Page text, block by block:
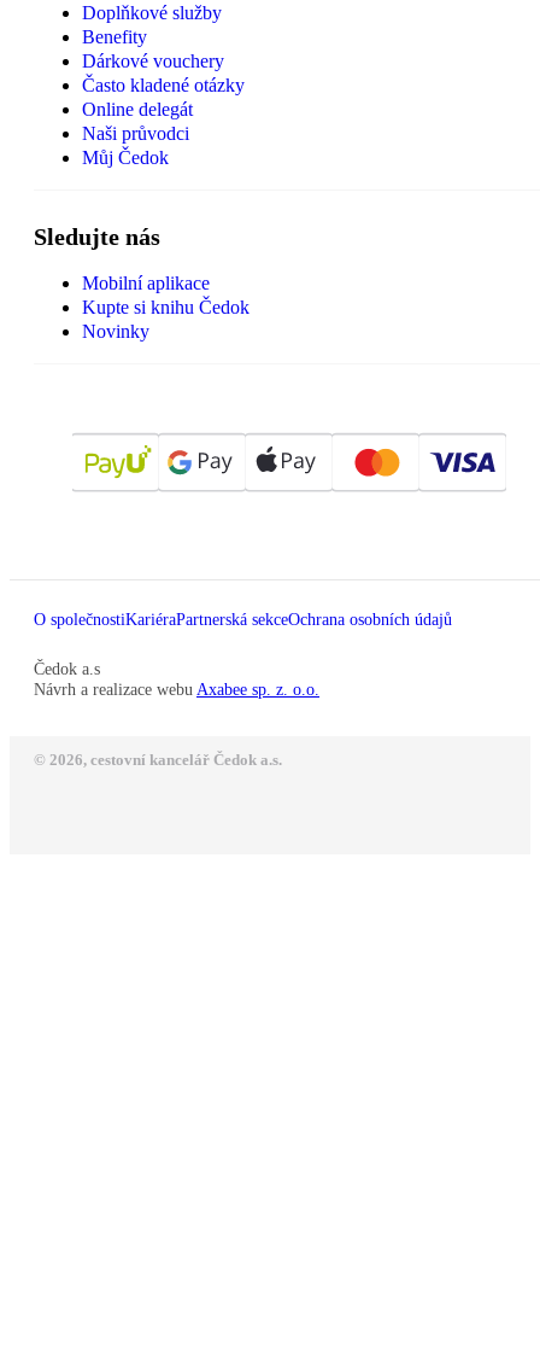
Doplňkové služby
Benefity
Dárkové vouchery
Často kladené otázky
Online delegát
Naši průvodci
Můj Čedok
Sledujte nás
Mobilní aplikace
Kupte si knihu Čedok
Novinky
O společnostiKariéraPartnerská sekceOchrana osobních údajů
Čedok a.s
Návrh a realizace webu Axabee sp. z. o.o.
© 2026, cestovní kancelář Čedok a.s.